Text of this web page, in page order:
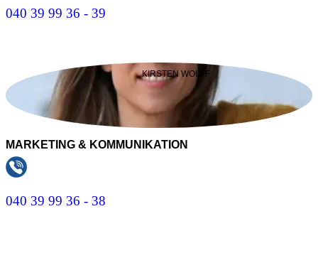
040 39 99 36 - 39
KIRSTEN WOLFF
MARKETING & KOMMUNIKATION
040 39 99 36 - 38